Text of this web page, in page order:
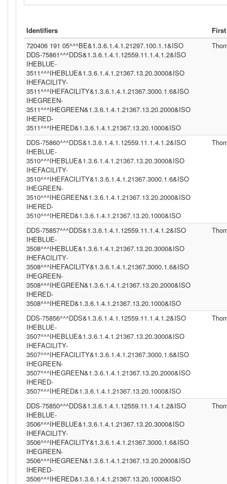
Identifiers
720406 191 05^^^BE&1.3.6.1.4.1.21297.100.1.1&ISO
DDS-75861^^^DDS&1.3.6.1.4.1.12559.11.1.4.1.2&ISO
IHEBLUE-
3511^^^IHEBLUE&1.3.6.1.4.1.21367.13.20.3000&ISO
IHEFACILITY-
3511^^^IHEFACILITY&1.3.6.1.4.1.21367.3000.1.6&ISO
IHEGREEN-
3511^^^IHEGREEN&1.3.6.1.4.1.21367.13.20.2000&ISO
IHERED-
3511^^^IHERED&1.3.6.1.4.1.21367.13.20.1000&ISO
DDS-75860^^^DDS&1.3.6.1.4.1.12559.11.1.4.1.2&ISO
IHEBLUE-
3510^^^IHEBLUE&1.3.6.1.4.1.21367.13.20.3000&ISO
IHEFACILITY-
3510^^^IHEFACILITY&1.3.6.1.4.1.21367.3000.1.6&ISO
IHEGREEN-
3510^^^IHEGREEN&1.3.6.1.4.1.21367.13.20.2000&ISO
IHERED-
3510^^^IHERED&1.3.6.1.4.1.21367.13.20.1000&ISO
DDS-75857^^^DDS&1.3.6.1.4.1.12559.11.1.4.1.2&ISO
IHEBLUE-
3508^^^IHEBLUE&1.3.6.1.4.1.21367.13.20.3000&ISO
IHEFACILITY-
3508^^^IHEFACILITY&1.3.6.1.4.1.21367.3000.1.6&ISO
IHEGREEN-
3508^^^IHEGREEN&1.3.6.1.4.1.21367.13.20.2000&ISO
IHERED-
3508^^^IHERED&1.3.6.1.4.1.21367.13.20.1000&ISO
DDS-75856^^^DDS&1.3.6.1.4.1.12559.11.1.4.1.2&ISO
IHEBLUE-
3507^^^IHEBLUE&1.3.6.1.4.1.21367.13.20.3000&ISO
IHEFACILITY-
3507^^^IHEFACILITY&1.3.6.1.4.1.21367.3000.1.6&ISO
IHEGREEN-
3507^^^IHEGREEN&1.3.6.1.4.1.21367.13.20.2000&ISO
IHERED-
3507^^^IHERED&1.3.6.1.4.1.21367.13.20.1000&ISO
DDS-75850^^^DDS&1.3.6.1.4.1.12559.11.1.4.1.2&ISO
IHEBLUE-
3506^^^IHEBLUE&1.3.6.1.4.1.21367.13.20.3000&ISO
IHEFACILITY-
3506^^^IHEFACILITY&1.3.6.1.4.1.21367.3000.1.6&ISO
IHEGREEN-
3506^^^IHEGREEN&1.3.6.1.4.1.21367.13.20.2000&ISO
IHERED-
3506^^^IHERED&1.3.6.1.4.1.21367.13.20.1000&ISO